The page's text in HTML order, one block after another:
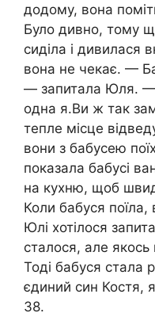
додому, вона
Було дивно, тому
сиділа і дивилася
вона не чекає. —
— запитала Юля. —
одна я.Ви ж так
тепле місце
вони з бабусею
показала бабусі
на кухню, щоб
Коли бабуся поїла,
Юлі хотілося
сталося, але
Тоді бабуся стала
єдиний син Костя,
38.